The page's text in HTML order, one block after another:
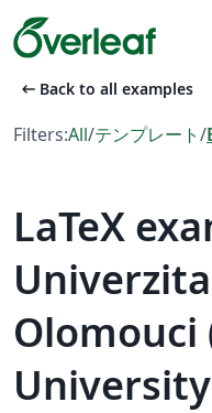
arrow_left_alt Back to all examples
Filters:All/テンプレート/
LaTeX
Olomouci